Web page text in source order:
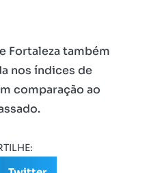
Fortaleza também
nos índices de
comparação ao